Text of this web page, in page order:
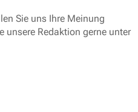
Sie uns Ihre Meinung
unsere Redaktion gerne unter